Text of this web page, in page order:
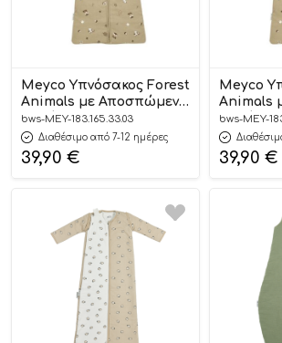
Meyco Υπνόσακος Forest
Animals με Αποσπώμενα
Μανίκια 110cm
bws-MEY-183.165.33.03
Διαθέσιμο από 7-12 ημέρες
39,90 €
Meyco
Animals
Μανίκια
bws-MEY-
39,90 €